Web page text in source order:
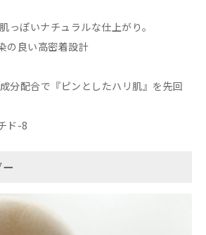
ぽいナチュラルな仕上がり。
の良い高密着設計
分配合で『ピンとしたハリ肌』を先回
ド-8